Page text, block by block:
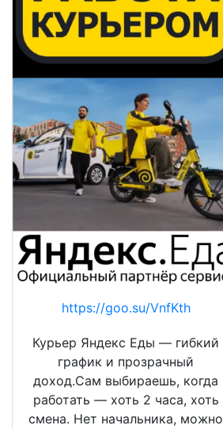
https://goo.su/VnfKth
Курьер Яндекс Еды — гибкий
график и прозрачный
доход.Сам выбираешь, когда
работать — хоть 2 часа, хоть
смена. Нет начальника, можно